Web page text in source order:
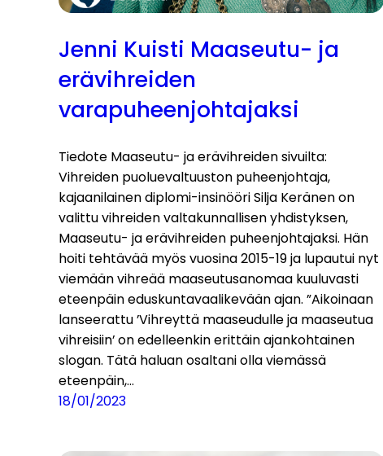
Jenni Kuisti Maaseutu- ja
erävihreiden
varapuheenjohtajaksi
Tiedote Maaseutu- ja erävihreiden sivuilta:
Vihreiden puoluevaltuuston puheenjohtaja,
kajaanilainen diplomi-insinööri Silja Keränen on
valittu vihreiden valtakunnallisen yhdistyksen,
Maaseutu- ja erävihreiden puheenjohtajaksi. Hän
hoiti tehtävää myös vuosina 2015-19 ja lupautui nyt
viemään vihreää maaseutusanomaa kuuluvasti
eteenpäin eduskuntavaalikevään ajan. ”Aikoinaan
lanseerattu ’Vihreyttä maaseudulle ja maaseutua
vihreisiin’ on edelleenkin erittäin ajankohtainen
slogan. Tätä haluan osaltani olla viemässä
eteenpäin,…
18/01/2023